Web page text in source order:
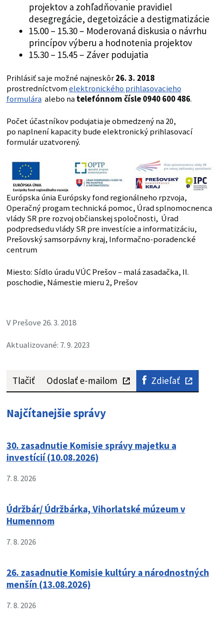
projektov a zohľadňovanie pravidiel
desegregácie, degetoizácie a destigmatizácie
15.00 – 15.30 – Moderovaná diskusia o návrhu
princípov výberu a hodnotenia projektov
15.30 – 15.45 – Záver podujatia
Prihlásiť sa je možné najneskôr26. 3. 2018
prostredníctvomelektronického prihlasovacieho
formuláraalebo natelefónnom čísle 0940 600 486.
Počet účastníkov podujatia je obmedzený na 20,
po naplnení kapacity bude elektronický prihlasovací
formulár uzatvorený.
Európska únia Európsky fond regionálneho rpzvoja,
Operačný progam technická pomoc, Úrad splnomocnenca
vlády SR pre rozvoj občianskej spoločnosti, Úrad
podpredsedu vlády SR pre investície a informatizáciu,
Prešovský samsorpávny kraj, Informačno-poradencké
centrum
Miesto: Sídlo úradu VÚC Prešov – malá zasadačka, II.
poschodie, Námestie mieru 2, Prešov
V Prešove 26. 3. 2018
Aktualizované: 7. 9. 2023
Tlačiť Odoslať e-mailom Zdieľať
Najčítanejšie správy
30. zasadnutie Komisie správy majetku a
investícií (10.08.2026)
7. 8. 2026
Údržbár/ Údržbárka, Vihorlatské múzeum v
Humennom
7. 8. 2026
26. zasadnutie Komisie kultúry a národnostných
menšín (13.08.2026)
7. 8. 2026